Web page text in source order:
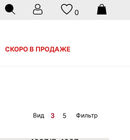
0
СКОРО В ПРОДАЖЕ
Вид Фильтр